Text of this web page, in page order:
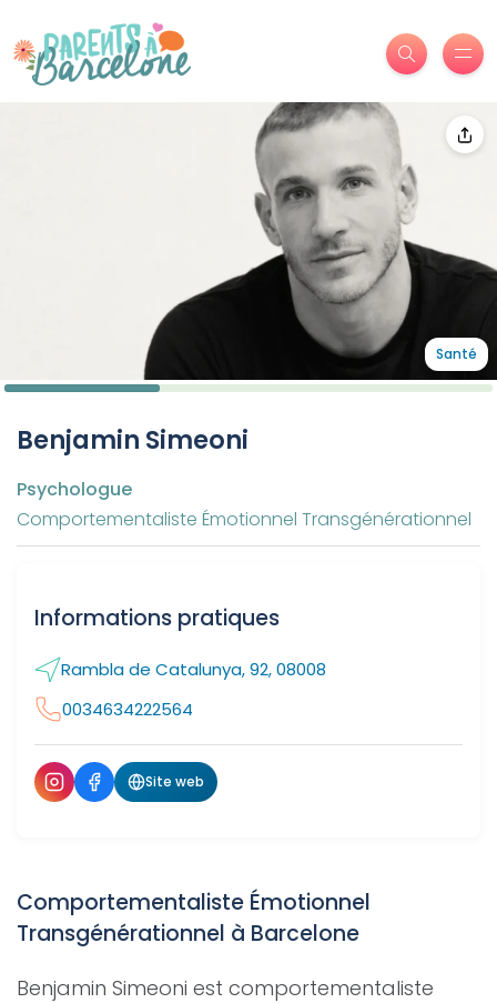
Santé
Benjamin Simeoni
Psychologue
Comportementaliste Émotionnel Transgénérationnel
Informations pratiques
Rambla de Catalunya, 92, 08008
0034634222564
Site web
Comportementaliste Émotionnel
Transgénérationnel à Barcelone
Benjamin Simeoni est comportementaliste